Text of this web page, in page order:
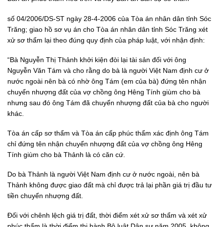
số 04/2006/DS-ST ngày 28-4-2006 của Tòa án nhân dân tỉnh Sóc
Trăng; giao hồ sơ vụ án cho Tòa án nhân dân tỉnh Sóc Trăng xét
xử sơ thẩm lại theo đúng quy định của pháp luật, với nhận định:
“Bà Nguyễn Thị Thảnh khởi kiện đòi lại tài sản đối với ông
Nguyễn Văn Tám và cho rằng do bà là người Việt Nam định cư ở
nước ngoài nên bà có nhờ ông Tám (em của bà) đứng tên nhận
chuyển nhượng đất của vợ chồng ông Hêng Tính giùm cho bà
nhưng sau đó ông Tám đã chuyển nhượng đất của bà cho người
khác.
Tòa án cấp sơ thẩm và Tòa án cấp phúc thẩm xác định ông Tám
chỉ đứng tên nhận chuyển nhượng đất của vợ chồng ông Hêng
Tính giùm cho bà Thảnh là có căn cứ.
Do bà Thảnh là người Việt Nam định cư ở nước ngoài, nên bà
Thảnh không được giao đất mà chỉ được trả lại phần giá trị đầu tư
tiền chuyển nhượng đất.
Đối với chênh lệch giá trị đất, thời điểm xét xử sơ thẩm và xét xử